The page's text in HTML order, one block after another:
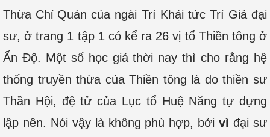
Thừa Chỉ Quán của ngài Trí Khải tức Trí Giả đại
sư, ở trang 1 tập 1 có kể ra 26 vị tổ Thiền tông ở
Ấn Độ. Một số học giả thời nay thì cho rằng hệ
thống truyền thừa của Thiền tông là do thiền sư
Thần Hội, đệ tử của Lục tổ Huệ Năng tự dựng
lập nên. Nói vậy là không phù hợp, bởivìđại sư